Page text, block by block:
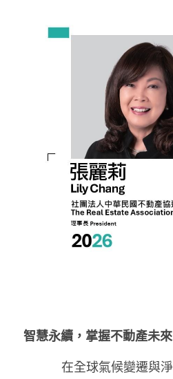
智慧永續，掌握不動產未來